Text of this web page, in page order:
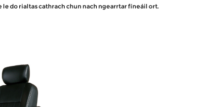
do rialtas cathrach chun nach ngearrtar fíneáil ort.